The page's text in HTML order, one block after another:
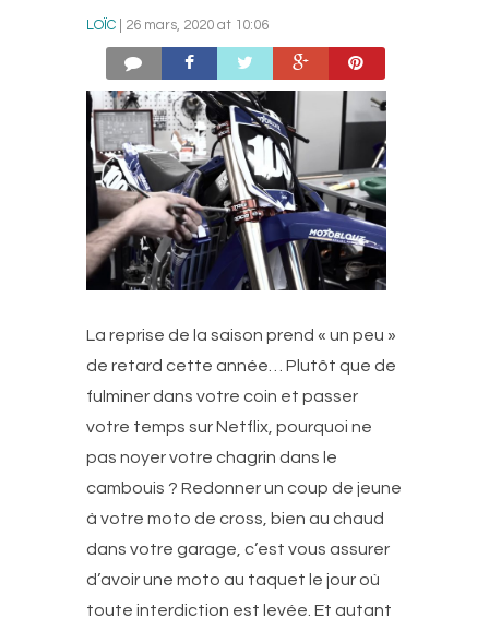
LOÏC | 26 mars, 2020 at 10:06
La reprise de la saison prend « un peu »
de retard cette année… Plutôt que de
fulminer dans votre coin et passer
votre temps sur Netflix, pourquoi ne
pas noyer votre chagrin dans le
cambouis ? Redonner un coup de jeune
à votre moto de cross, bien au chaud
dans votre garage, c’est vous assurer
d’avoir une moto au taquet le jour où
toute interdiction est levée. Et autant